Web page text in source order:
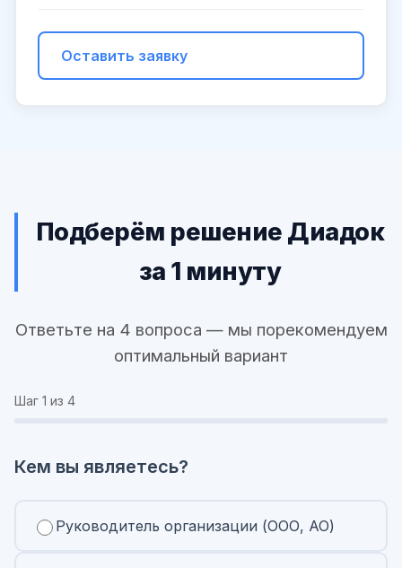
Оставить заявку
Подберём решение Диадок
за 1 минуту
Ответьте на 4 вопроса — мы порекомендуем
оптимальный вариант
Шаг 1 из 4
Кем вы являетесь?
Руководитель организации (ООО, АО)